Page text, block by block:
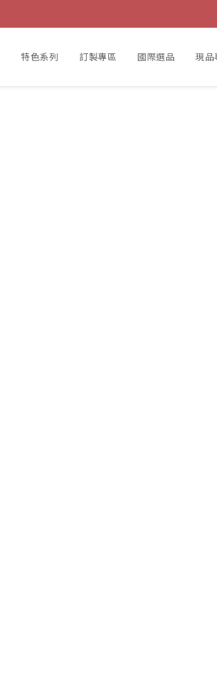
特色系列 訂製專區 國際選品 現品